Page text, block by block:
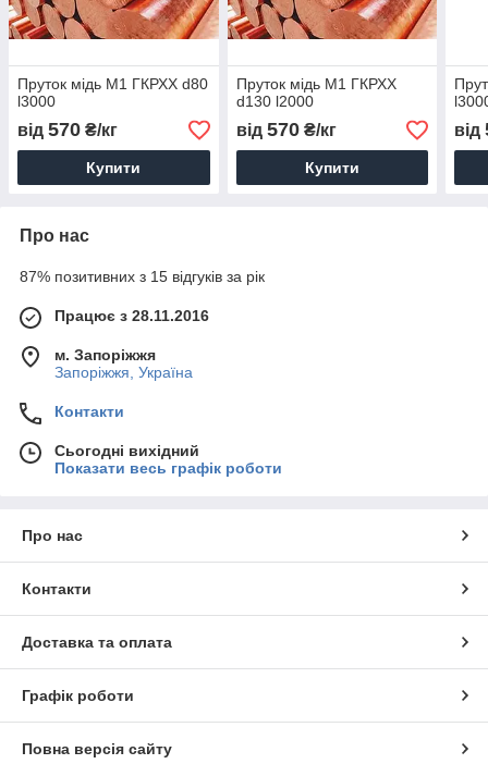
Пруток мідь М1 ГКРХХ d80
l3000
від 570 ₴/кг
Купити
Пруток мідь М1 ГКРХХ
d130 l2000
від 570₴/кг
Купити
від
Про нас
87% позитивних з 15 відгуків за рік
Працює з 28.11.2016
м. Запоріжжя
Запоріжжя, Україна
Контакти
Сьогодні вихідний
Показати весь графік роботи
Про нас
Контакти
Доставка та оплата
Графік роботи
Повна версія сайту